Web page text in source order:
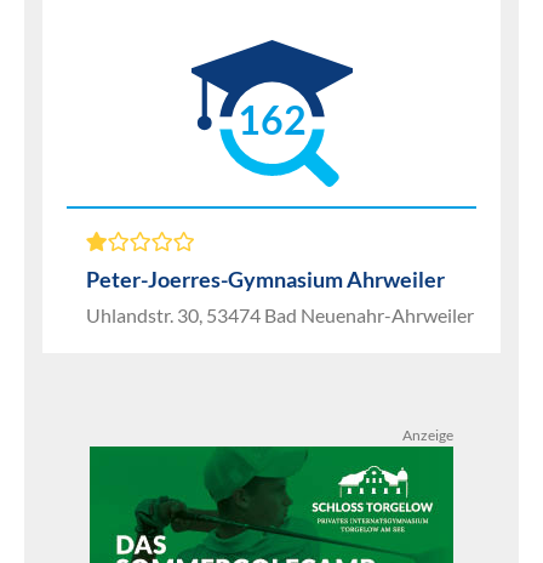
162
Peter-Joerres-Gymnasium Ahrweiler
Uhlandstr. 30, 53474 Bad Neuenahr-Ahrweiler
Anzeige